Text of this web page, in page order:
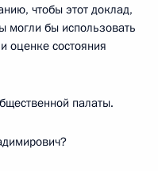
чтобы этот доклад,
бы использовать
оценке состояния
палаты.